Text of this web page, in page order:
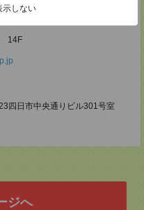
示しない
14F
四日市中央通りビル301号室
ジへ